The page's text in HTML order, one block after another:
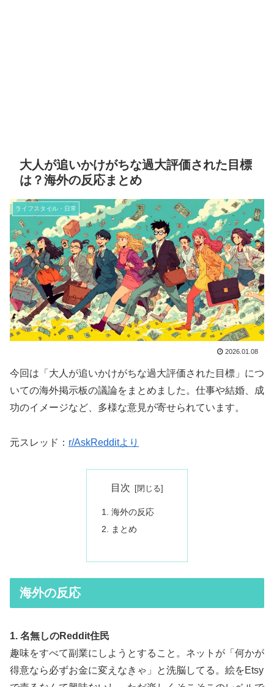
大人が追いかけがちな過大評価された目標
は？海外の反応まとめ
ライフスタイル・日常
2026.01.08
今回は「大人が追いかけがちな過大評価された目標」につ
いての海外掲示板の議論をまとめました。仕事や結婚、成
功のイメージなど、多様な意見が寄せられています。
元スレッド： r/AskRedditより
目次
海外の反応
まとめ
海外の反応
1. 名無しのReddit住民
趣味をすべて副業にしようとすること。ネットが「何かが
得意なら必ずお金に変えなきゃ」と洗脳してる。絵をEtsy